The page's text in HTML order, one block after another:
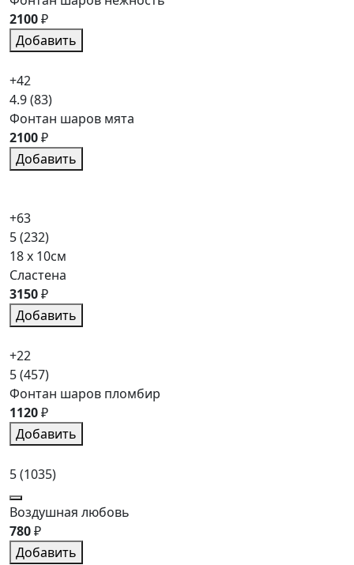
2100₽
Добавить
+42
4.9(83)
Фонтан шаров мята
2100₽
Добавить
+63
5(232)
18 x 10см
Сластена
3150₽
Добавить
+22
5(457)
Фонтан шаров пломбир
1120₽
Добавить
5(1035)
Воздушная любовь
780₽
Добавить